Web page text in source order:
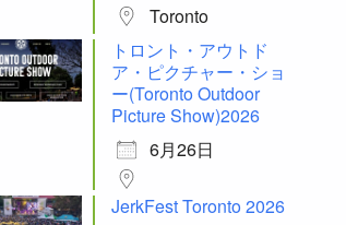
Toronto
トロント・アウトド
ア・ピクチャー・ショ
ー(Toronto Outdoor
Picture Show)2026
6月26日
JerkFest Toronto 2026